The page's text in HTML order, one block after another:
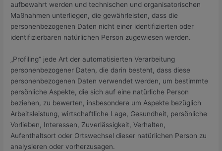
aufbewahrt werden und technischen und organisatorischen
Maßnahmen unterliegen, die gewährleisten, dass die
personenbezogenen Daten nicht einer identifizierten oder
identifizierbaren natürlichen Person zugewiesen werden.
„Profiling“ jede Art der automatisierten Verarbeitung
personenbezogener Daten, die darin besteht, dass diese
personenbezogenen Daten verwendet werden, um bestimmte
persönliche Aspekte, die sich auf eine natürliche Person
beziehen, zu bewerten, insbesondere um Aspekte bezüglich
Arbeitsleistung, wirtschaftliche Lage, Gesundheit, persönliche
Vorlieben, Interessen, Zuverlässigkeit, Verhalten,
Aufenthaltsort oder Ortswechsel dieser natürlichen Person zu
analysieren oder vorherzusagen.